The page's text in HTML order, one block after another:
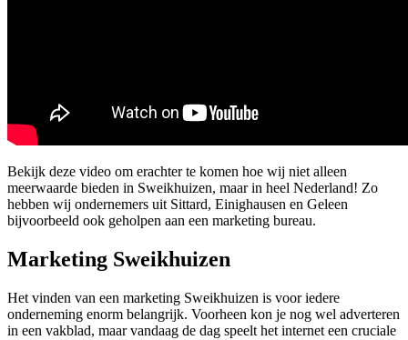
Bekijk deze video om erachter te komen hoe wij niet alleen
meerwaarde bieden in Sweikhuizen, maar in heel Nederland! Zo
hebben wij ondernemers uit Sittard, Einighausen en Geleen
bijvoorbeeld ook geholpen aan een marketing bureau.
Marketing Sweikhuizen
Het vinden van een marketing Sweikhuizen is voor iedere
onderneming enorm belangrijk. Voorheen kon je nog wel adverteren
in een vakblad, maar vandaag de dag speelt het internet een cruciale